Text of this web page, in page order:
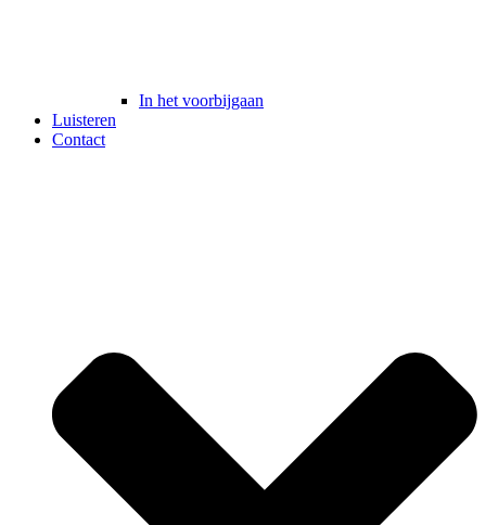
In het voorbijgaan
Luisteren
Contact